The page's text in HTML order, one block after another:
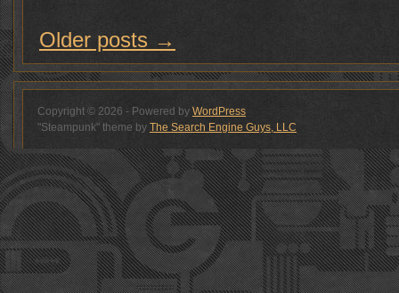
Older posts →
Copyright © 2026 - Powered by WordPress
"Steampunk" theme by The Search Engine Guys, LLC